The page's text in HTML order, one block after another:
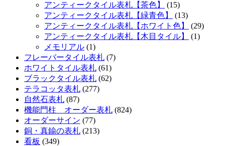
アンティークタイル表札【茶色】
(15)
アンティークタイル表札【緑青色】
(13)
アンティークタイル表札【ホワイト色】
(29)
アンティークタイル表札【木目タイル】
(1)
メモリアル (1)
フレーバータイル表札 (7)
ホワイトタイル表札 (61)
ブラックタイル表札 (62)
テラコッタ表札 (277)
自然石表札 (87)
機能門柱 オーダー表札 (824)
オーダーサイン (77)
銅・真鍮の表札 (213)
看板 (349)